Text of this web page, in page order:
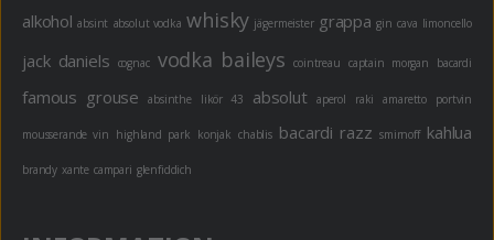
alkohol absint absolut vodka whisky jägermeister grappa gin cava limoncello
jack daniels cognac vodka baileys cointreau captain morgan bacardi
famous grouse absinthe likör 43 absolut aperol raki amaretto portvin
mousserande vin highland park konjak chablis bacardi razz smirnoff kahlua
brandy xante campari glenfiddich